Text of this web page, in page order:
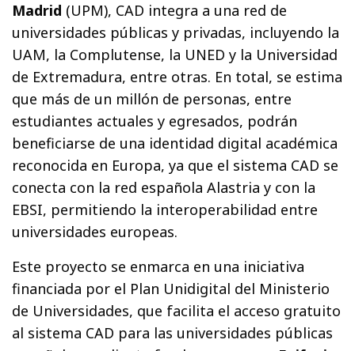
Madrid (UPM), CAD integra a una red de
universidades públicas y privadas, incluyendo la
UAM, la Complutense, la UNED y la Universidad
de Extremadura, entre otras. En total, se estima
que más de un millón de personas, entre
estudiantes actuales y egresados, podrán
beneficiarse de una identidad digital académica
reconocida en Europa, ya que el sistema CAD se
conecta con la red española Alastria y con la
EBSI, permitiendo la interoperabilidad entre
universidades europeas.
Este proyecto se enmarca en una iniciativa
financiada por el Plan Unidigital del Ministerio
de Universidades, que facilita el acceso gratuito
al sistema CAD para las universidades públicas